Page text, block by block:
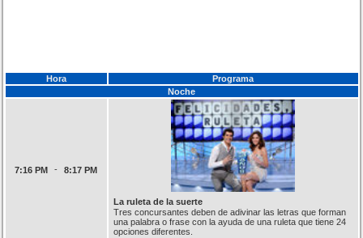
Hora
Programa
Noche
7:16 PM - 8:17 PM
La ruleta de la suerte
Tres concursantes deben de adivinar las letras que forman
una palabra o frase con la ayuda de una ruleta que tiene 24
opciones diferentes.